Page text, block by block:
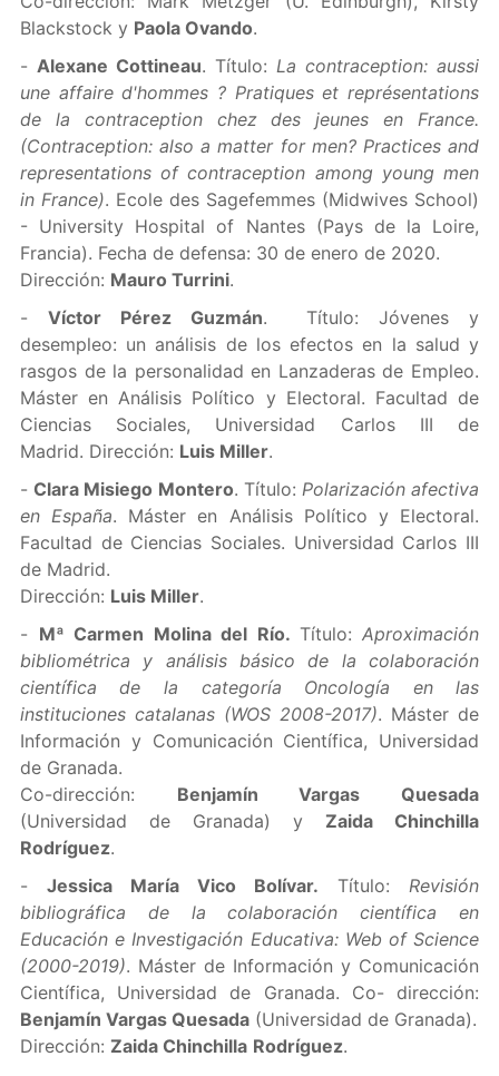
Blackstock y Paola Ovando.
- Alexane Cottineau. Título:La contraception: aussi
une affaire d'hommes ? Pratiques et représentations
de la contraception chez des jeunes en France.
(Contraception: also a matter for men? Practices and
representations of contraception among young men
in France). Ecole des Sagefemmes (Midwives School)
- University Hospital of Nantes (Pays de la Loire,
Francia). Fecha de defensa: 30 de enero de 2020.
Dirección: Mauro Turrini.
- Víctor Pérez Guzmán. Título: Jóvenes y
desempleo: un análisis de los efectos en la salud y
rasgos de la personalidad en Lanzaderas de Empleo.
Máster en Análisis Político y Electoral. Facultad de
Ciencias Sociales, Universidad Carlos III de
Madrid. Dirección: Luis Miller.
- Clara Misiego Montero. Título: Polarización afectiva
en España. Máster en Análisis Político y Electoral.
Facultad de Ciencias Sociales. Universidad Carlos III
de Madrid.
Dirección: Luis Miller.
- Mª Carmen Molina del Río. Título:Aproximación
bibliométrica y análisis básico de la colaboración
científica de la categoría Oncología en las
instituciones catalanas (WOS 2008-2017). Máster de
Información y Comunicación Científica, Universidad
de Granada.
Co-dirección: Benjamín Vargas Quesada
(Universidad de Granada) y Zaida Chinchilla
Rodríguez.
- Jessica María Vico Bolívar. Título:Revisión
bibliográfica de la colaboración científica en
Educación e Investigación Educativa: Web of Science
(2000-2019). Máster de Información y Comunicación
Científica, Universidad de Granada. Co- dirección:
Benjamín Vargas Quesada(Universidad de Granada).
Dirección: Zaida Chinchilla Rodríguez.